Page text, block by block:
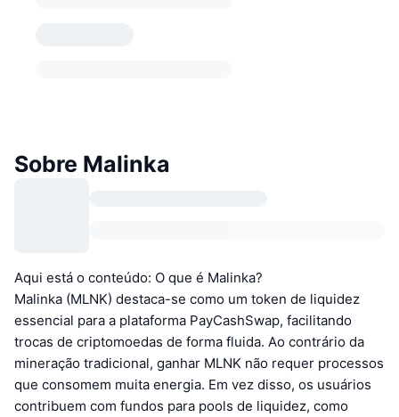
Sobre Malinka
Aqui está o conteúdo: O que é Malinka?
Malinka (MLNK) destaca-se como um token de liquidez
essencial para a plataforma PayCashSwap, facilitando
trocas de criptomoedas de forma fluida. Ao contrário da
mineração tradicional, ganhar MLNK não requer processos
que consomem muita energia. Em vez disso, os usuários
contribuem com fundos para pools de liquidez, como